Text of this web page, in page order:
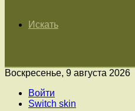
Искать
Воскресенье, 9 августа 2026
Войти
Switch skin